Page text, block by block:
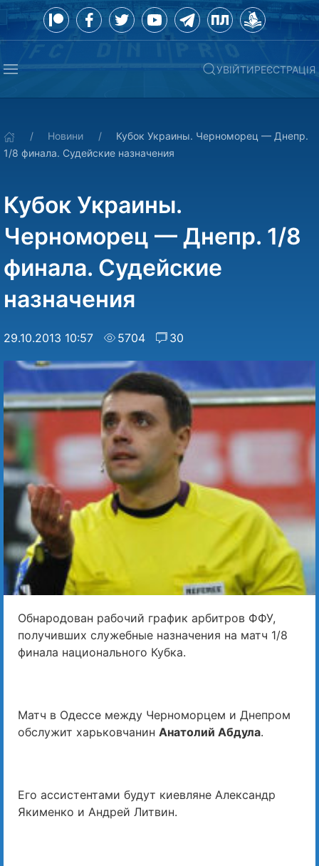
УВІЙТИРЕЄСТРАЦІЯ
Новини
Кубок Украины. Черноморец — Днепр.
1/8 финала. Судейские назначения
Кубок Украины.
Черноморец — Днепр. 1/8
финала. Судейские
назначения
29.10.2013 10:57 5704 30
Обнародован рабочий график арбитров ФФУ,
получивших служебные назначения на матч 1/8
финала национального Кубка.
Матч в Одессе между Черноморцем и Днепром
обслужит харьковчанин Анатолий Абдула.
Его ассистентами будут киевляне Александр
Якименко и Андрей Литвин.